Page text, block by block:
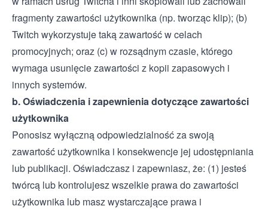
fragmenty zawartości użytkownika (np. tworząc klip); (b)
Twitch wykorzystuje taką zawartość w celach
promocyjnych; oraz (c) w rozsądnym czasie, którego
wymaga usunięcie zawartości z kopii zapasowych i
innych systemów.
b. Oświadczenia i zapewnienia dotyczące zawartości
użytkownika
Ponosisz wyłączną odpowiedzialność za swoją
zawartość użytkownika i konsekwencje jej udostępniania
lub publikacji. Oświadczasz i zapewniasz, że: (1) jesteś
twórcą lub kontrolujesz wszelkie prawa do zawartości
użytkownika lub masz wystarczające prawa i